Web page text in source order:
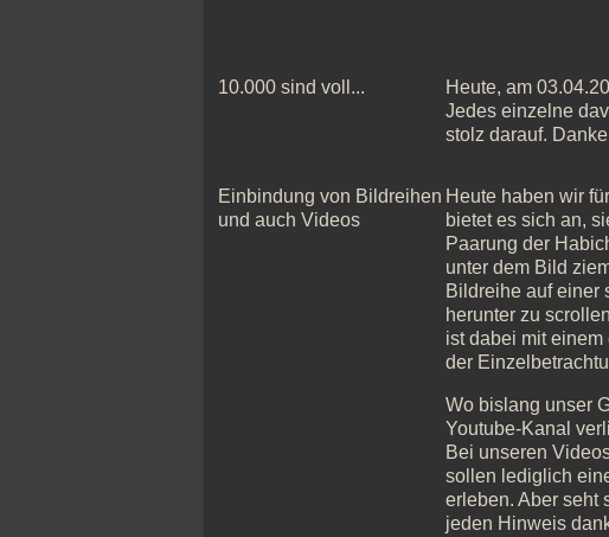
10.000 sind voll...
Heute, am
Jedes einzelne
stolz darauf.
Einbindung von Bildreihen
und auch Videos
Heute haben wir
bietet es sich an,
Paarung der
unter dem Bild
Bildreihe auf einer
herunter zu
ist dabei mit
der
Wo bislang unser
Youtube-Kanal
Bei unseren
sollen lediglich
erleben. Aber seht
jeden Hinweis